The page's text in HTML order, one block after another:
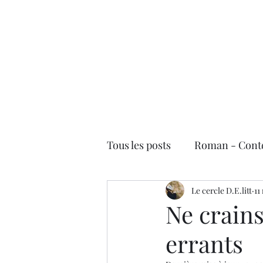
Tous les posts Roman -
Jeunesse Essai/
Rentrée littéraire 2021
Ne
errants
Le cercle D.E.litt